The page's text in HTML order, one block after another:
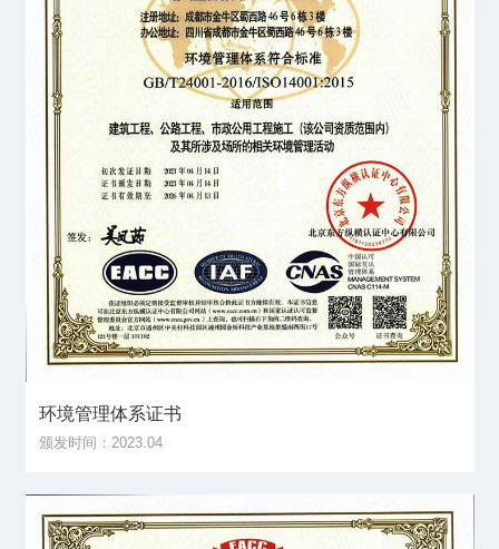
环境管理体系证书
颁发时间：2023.04